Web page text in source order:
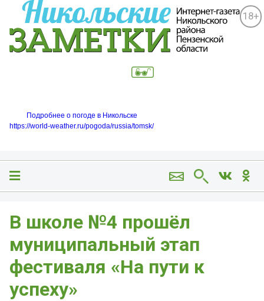
18+
Подробнее о погоде в Никольске
https://world-weather.ru/pogoda/russia/tomsk/
В школе №4 прошёл
муниципальный этап
фестиваля «На пути к
успеху»